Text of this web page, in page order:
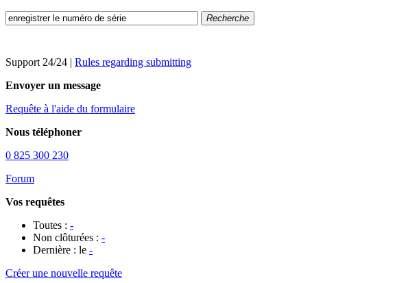
Recherche
Support 24/24 | Rules regarding submitting
Envoyer un message
Requête à l'aide du formulaire
Nous téléphoner
0 825 300 230
Forum
Vos requêtes
Toutes : -
Non clôturées : -
Dernière : le -
Créer une nouvelle requête